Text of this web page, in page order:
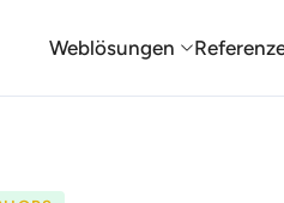
Weblösungen